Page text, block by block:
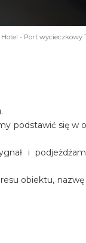
- Port wycieczkowy
podstawić się w
i
obiektu,